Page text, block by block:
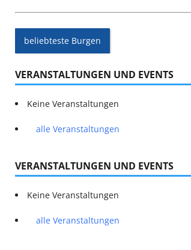
beliebteste Burgen
VERANSTALTUNGEN UND EVENTS
Keine Veranstaltungen
alle Veranstaltungen
VERANSTALTUNGEN UND EVENTS
Keine Veranstaltungen
alle Veranstaltungen